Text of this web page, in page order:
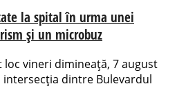
la spital în urma unei
și un microbuz
vineri dimineață, 7 august
intersecția dintre Bulevardul